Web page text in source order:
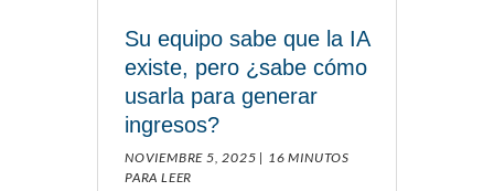
Su equipo sabe que la IA
existe, pero ¿sabe cómo
usarla para generar
ingresos?
NOVIEMBRE 5, 2025 | 16 MINUTOS
PARA LEER